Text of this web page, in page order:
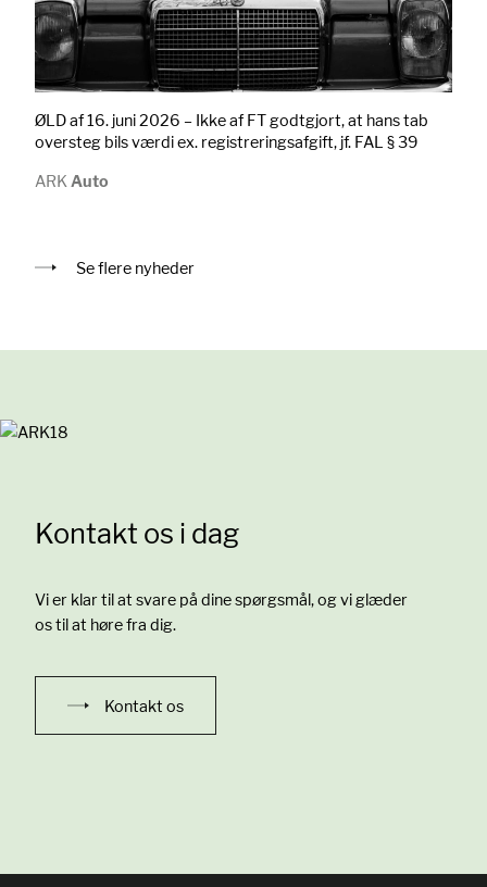
ØLD af 16. juni 2026 – Ikke af FT godtgjort, at hans tab
oversteg bils værdi ex. registreringsafgift, jf. FAL § 39
ARKAuto
Se flere nyheder
Kontakt os i dag
Vi er klar til at svare på dine spørgsmål, og vi glæder
os til at høre fra dig.
Kontakt os